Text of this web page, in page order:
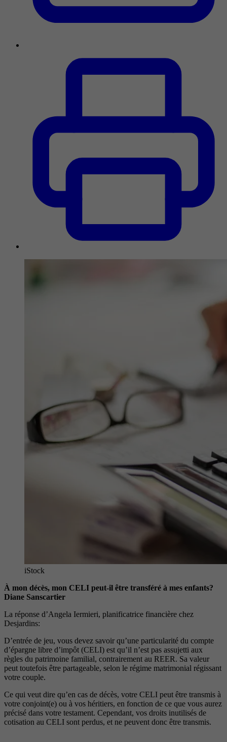
iStock
À mon décès, mon CELI peut-il être transféré à mes enfants?
Diane Sanscartier
La réponse d’Angela Iermieri, planificatrice financière chez
Desjardins:
D’entrée de jeu, vous devez savoir qu’une particularité du compte
d’épargne libre d’impôt (CELI) est qu’il n’est pas assujetti aux
règles du patrimoine familial, contrairement au REER. Sa valeur
peut toutefois être partageable, selon le régime matrimonial régissant
votre couple.
Ce qui veut dire qu’en cas de décès, votre CELI peut être transmis à
votre conjoint(e) ou à vos héritiers, en fonction de ce que vous aurez
précisé dans votre testament. Cependant, vos droits inutilisés de
cotisation au CELI sont perdus, et ne peuvent donc être transmis.